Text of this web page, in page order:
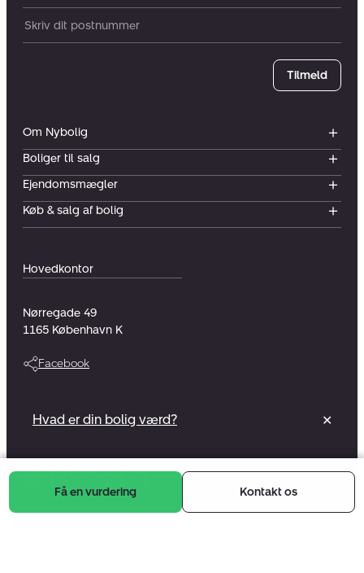
Få en vurdering Kontakt os
Hovedkontor
Nørregade 49
1165 København K
Facebook
Om Nybolig
Boliger til salg
Ejendomsmægler
Køb & salg af bolig
Postnummer
Tilmeld
Vi er en del af et foreningsejet selskab
Læs mere
Hvad er din bolig værd? ✕